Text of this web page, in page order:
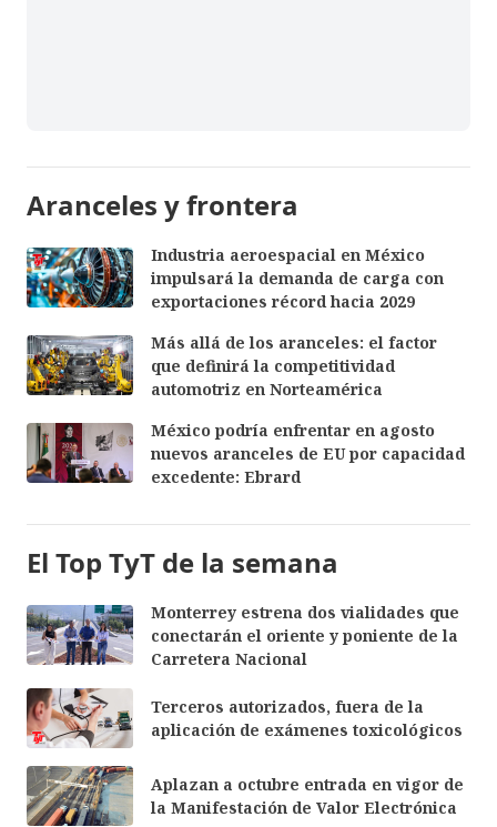
Aranceles y frontera
Industria aeroespacial en México
impulsará la demanda de carga con
exportaciones récord hacia 2029
Más allá de los aranceles: el factor
que definirá la competitividad
automotriz en Norteamérica
México podría enfrentar en agosto
nuevos aranceles de EU por capacidad
excedente: Ebrard
El Top TyT de la semana
Monterrey estrena dos vialidades que
conectarán el oriente y poniente de la
Carretera Nacional
Terceros autorizados, fuera de la
aplicación de exámenes toxicológicos
Aplazan a octubre entrada en vigor de
la Manifestación de Valor Electrónica